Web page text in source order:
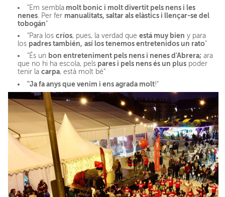
"Em sembla molt bonic i molt divertit pels nens i les
nenes . Per fer manualitats, saltar als elàstics i llençar-se del
tobogán"
"Para loscríos, pues, la verdad queestá muy bien y para
los padres también, así los tenemos entretenidos un rato"
"És un bon entreteniment pels nens i nenes d'Abrera; ara
que no hi ha escola, pels pares i pels nens és un plus poder
tenir lacarpa, està molt bé"
"Ja fa anys que venim i ens agrada molt!"